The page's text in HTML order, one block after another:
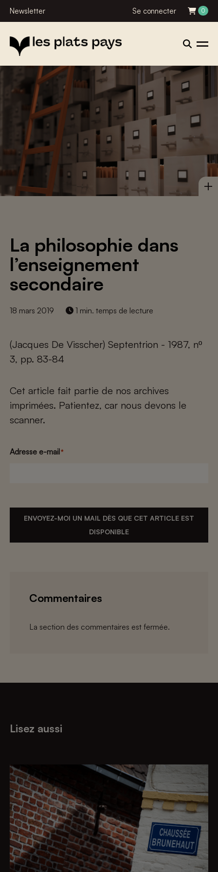
Newsletter Se connecter 0
La philosophie dans
l’enseignement
secondaire
18 mars 2019 1 min. temps de lecture
(Jacques De Visscher) Septentrion - 1987, nº
3, pp. 83-84
Cet article fait partie de nos archives
imprimées. Patientez, car nous devons le
scanner.
Adresse e-mail*
ENVOYEZ-MOI UN MAIL DÈS QUE CET ARTICLE EST
DISPONIBLE
Commentaires
La section des commentaires est fermée.
Lisez aussi